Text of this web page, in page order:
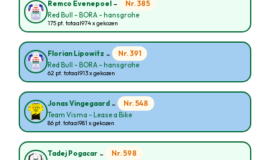
Remco Evenepoel - Nr. 385
Red Bull - BORA - hansgrohe
175 pt. totaal974 x gekozen
Florian Lipowitz - Nr. 391
Red Bull - BORA - hansgrohe
62 pt. totaal913 x gekozen
Jonas Vingegaard - Nr. 548
Team Visma - Lease a Bike
86 pt. totaal981 x gekozen
Tadej Pogacar - Nr. 598